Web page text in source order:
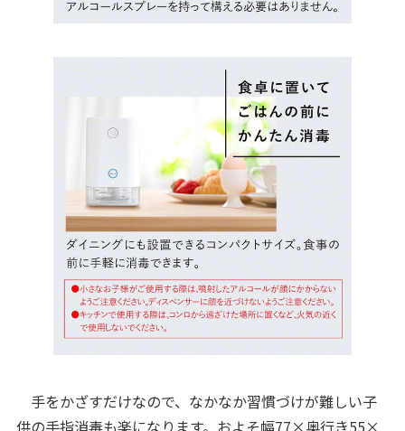
手をかざすだけなので、なかなか習慣づけが難しい子
供の手指消毒も楽になります。およそ幅77×奥行き55×